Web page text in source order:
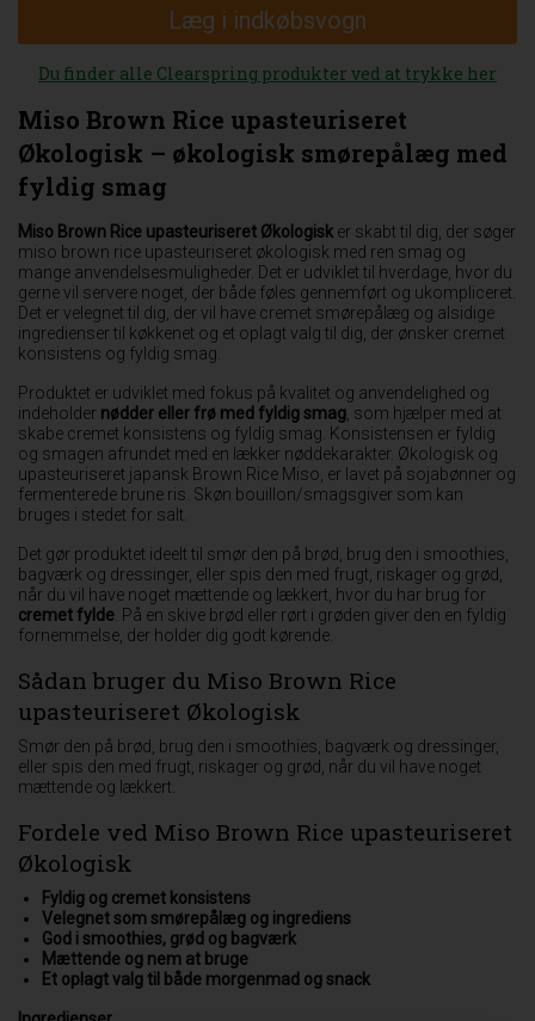
Læg i indkøbsvogn
Du finder alle Clearspring produkter ved at trykke her
Miso Brown Rice upasteuriseret
Økologisk – økologisk smørepålæg med
fyldig smag
Miso Brown Rice upasteuriseret Økologisk er skabt til dig, der søger
miso brown rice upasteuriseret økologisk med ren smag og
mange anvendelsesmuligheder. Det er udviklet til hverdage, hvor du
gerne vil servere noget, der både føles gennemført og ukompliceret.
Det er velegnet til dig, der vil have cremet smørepålæg og alsidige
ingredienser til køkkenet og et oplagt valg til dig, der ønsker cremet
konsistens og fyldig smag.
Produktet er udviklet med fokus på kvalitet og anvendelighed og
indeholder nødder eller frø med fyldig smag , som hjælper med at
skabe cremet konsistens og fyldig smag. Konsistensen er fyldig
og smagen afrundet med en lækker nøddekarakter. Økologisk og
upasteuriseret japansk Brown Rice Miso, er lavet på sojabønner og
fermenterede brune ris. Skøn bouillon/smagsgiver som kan
bruges i stedet for salt.
Det gør produktet ideelt til smør den på brød, brug den i smoothies,
bagværk og dressinger, eller spis den med frugt, riskager og grød,
når du vil have noget mættende og lækkert, hvor du har brug for
cremet fylde . På en skive brød eller rørt i grøden giver den en fyldig
fornemmelse, der holder dig godt kørende.
Sådan bruger du Miso Brown Rice
upasteuriseret Økologisk
Smør den på brød, brug den i smoothies, bagværk og dressinger,
eller spis den med frugt, riskager og grød, når du vil have noget
mættende og lækkert.
Fordele ved Miso Brown Rice upasteuriseret
Økologisk
Fyldig og cremet konsistens
Velegnet som smørepålæg og ingrediens
God i smoothies, grød og bagværk
Mættende og nem at bruge
Et oplagt valg til både morgenmad og snack